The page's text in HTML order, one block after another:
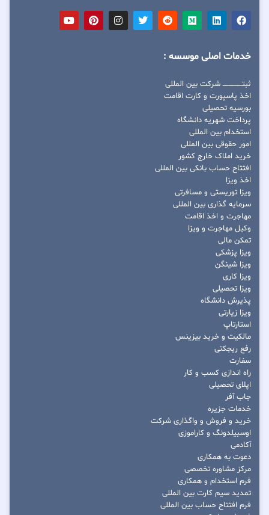
خدمات اصلی موسسه :
ثبتــــــــــــــــ شرکت بین المللی
اخذ پاسپورت و کارت اقامت
بورسیه تحصیلی
پرداخت شهریه دانشگاه
استخدام بین المللی
امور حقوقی بین المللی
خرید املاک خارج کشور
افتتاح حساب بانکی بین المللی
اخذ ویزا
ویزا توریستی و مسافرتی
سرمایه گذاری بین المللی
مهاجرت و اخذ اقامت
وکیل مهاجرت و ویزا
تمکن مالی
ویزا پزشکی
ویزا شینگن
ویزا کاری
ویزا تحصیلی
پذیرش دانشگاه
ویزا زیارتی
استارتاپ
مالکیت و خرید بیزینس
رفع ریجکتی
سفارت
راه اندازی کسب و کار
اپلای تحصیلی
جاب آفر
خدمات جزیره
خرید و فروش و واگذاری شرکت
اوسبیلدونگ و کاراموزی
آکادمی
دعوت به همکاری
مرکز مشاوره تخصصی
فرم استخدام و همکاری
تمدید سیم کارت بین المللی
فرم افتتاح حساب بین المللی